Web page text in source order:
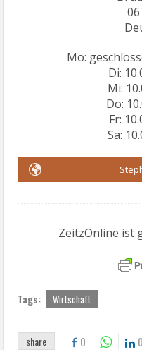
Mo:
Di:
Mi:
Do:
Fr:
Sa:
ZeitzOnline ist
Tags: Wirtschaft
share 0 0